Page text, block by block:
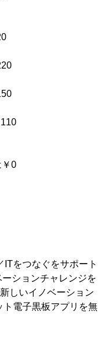
￥0
をつなぐをサポート
ションチャレンジを
しいイノベーション
電子黒板アプリを無